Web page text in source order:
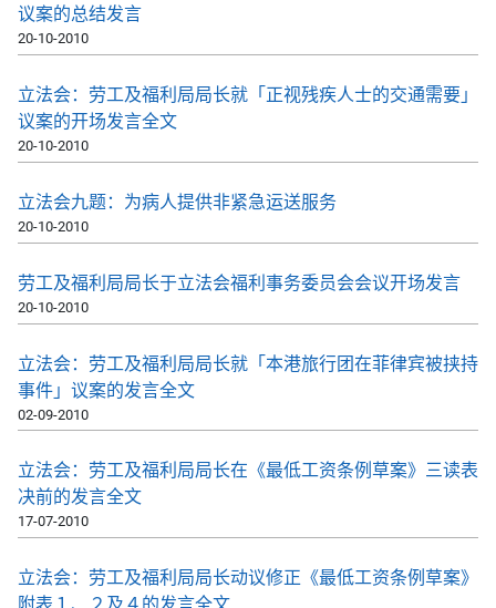
议案的总结发言
20-10-2010
立法会：劳工及福利局局长就「正视残疾人士的交通需要」
议案的开场发言全文
20-10-2010
立法会九题：为病人提供非紧急运送服务
20-10-2010
劳工及福利局局长于立法会福利事务委员会会议开场发言
20-10-2010
立法会：劳工及福利局局长就「本港旅行团在菲律宾被挟持
事件」议案的发言全文
02-09-2010
立法会：劳工及福利局局长在《最低工资条例草案》三读表
决前的发言全文
17-07-2010
立法会：劳工及福利局局长动议修正《最低工资条例草案》